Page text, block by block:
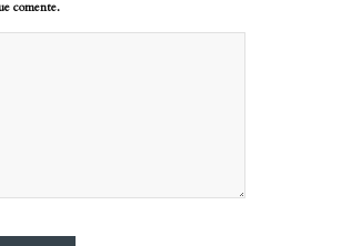
comente.